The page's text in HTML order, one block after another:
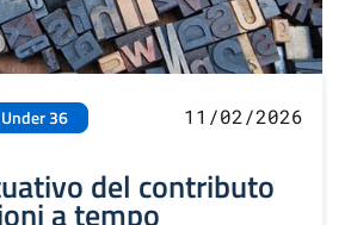
Under 36 11/02/2026
del contributo
a tempo